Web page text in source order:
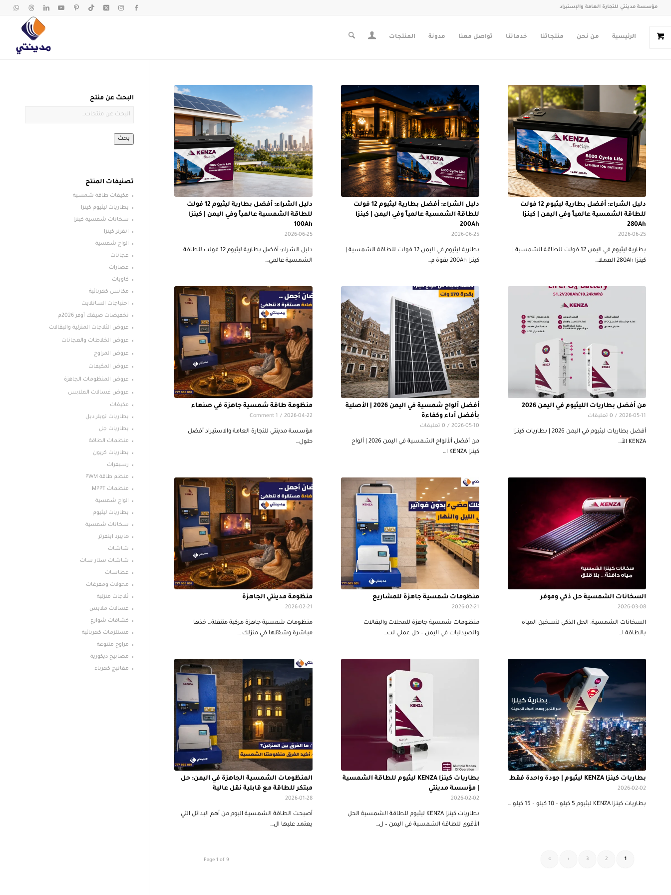
مؤسسة مدينتي للتجارة العامة والإستيراد
الرئيسية من نحن منتجاتنا خدماتنا تواصل معنا مدونة المنتجات
دليل الشراء: أفضل بطارية ليثيوم 12 فولت
للطاقة الشمسية عالمياً وفي اليمن | كينزا
280Ah
2026-06-25
بطارية ليثيوم في اليمن 12 فولت للطاقة الشمسية |
كينزا 280Ah العملا…
دليل الشراء: أفضل بطارية ليثيوم 12 فولت
للطاقة الشمسية عالمياً وفي اليمن | كينزا
200Ah
2026-06-25
بطارية ليثيوم في اليمن 12 فولت للطاقة الشمسية |
كينزا 200Ah بقوة م…
دليل الشراء: أفضل بطارية ليثيوم 12 فولت
للطاقة الشمسية عالمياً وفي اليمن | كينزا
100Ah
2026-06-25
دليل الشراء: أفضل بطارية ليثيوم 12 فولت للطاقة
الشمسية عالمي…
من أفضل بطاريات الليثيوم في اليمن 2026
2026-05-11
/ 0 تعليقات
أفضل بطاريات ليثيوم في اليمن 2026 | بطاريات كينزا
KENZA الأ…
أفضل ألواح شمسية في اليمن 2026 | الأصلية
بأفضل أداء وكفاءة
2026-05-10
/ 0 تعليقات
من أفضل ألألواح الشمسية في اليمن 2026 | ألواح
كينزا KENZA ا…
منظومة طاقة شمسية جاهزة في صنعاء
2026-04-22
/
1 Comment
مؤسسة مدينتي للتجارة العامة والاستيراد أفضل
حلول…
السخانات الشمسية حل ذكي وموفر
2026-03-08
السخانات الشمسية: الحل الذكي لتسخين المياه
بالطاقة ا…
منظومات شمسية جاهزة للمشاريع
2026-02-21
منظومات شمسية جاهزة للمحلات والبقالات
والصيدليات في اليمن – حل عملي لت…
منظومة مدينتي الجاهزة
2026-02-21
منظومات شمسية جاهزة مركبة متنقلة… خذها
مباشرة وشغّلها في منزلك …
بطاريات كينزا KENZA ليثيوم | جودة واحدة فقط
2026-02-02
بطاريات كينزا KENZA ليثيوم 5 كيلو – 10 كيلو – 15 كيلو …
بطاريات كينزا KENZA ليثيوم للطاقة الشمسية
| مؤسسة مدينتي
2026-02-02
بطاريات كينزا KENZA ليثيوم للطاقة الشمسية الحل
الأقوى للطاقة الشمسية في اليمن – ل…
المنظومات الشمسية الجاهزة في اليمن: حل
مبتكر للطاقة مع قابلية نقل عالية
2026-01-28
أصبحت الطاقة الشمسية اليوم من أهم البدائل التي
يعتمد عليها ال…
Page 1 of 9 1
2
3
›
»
البحث عن منتج
بحث
تصنيفات المنتج
مكيفات طاقة شمسية
بطاريات ليثيوم كينزا
سخانات شمسية كينزا
انفرتر كينزا
الواح شمسية
عجانات
عصارات
كاويات
مكانس كهربائية
احتياجات الساتلايت
تخفيضات صيفك أوفر 2026م
عروض الثلاجات المنزلية والبقالات
عروض الخلاطات والعجانات
عروض المراوح
عروض المكيفات
عروض المنظومات الجاهزة
عروض غسالات الملابس
مكيفات
بطاريات توبلر دبل
بطاريات جل
منظمات الطاقة
بطاريات كربون
رسيفرات
منظم طاقة PWM
منظمات MPPT
الواح شمسية
بطاريات ليثيوم
سخانات شمسية
هايبرد اينفرتر
شاشات
شاشات ستار سات
غطاسات
محولات ومفرغات
ثلاجات منزلية
غسالات ملابس
كشافات شوارع
مستلزمات كهربائية
مراوح متنوعة
مصابيح ديكورية
مفاتيج كهرباء